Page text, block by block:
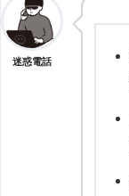
迷惑電話